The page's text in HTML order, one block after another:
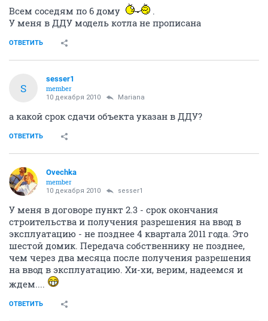
Всем соседям по 6 дому
.
У меня в ДДУ модель котла не прописана
ОТВЕТИТЬ
S
sesser1
member
10 декабря 2010 Mariana
а какой срок сдачи объекта указан в ДДУ?
ОТВЕТИТЬ
Ovechka
member
10 декабря 2010 sesser1
У меня в договоре пункт 2.3 - срок окончания
строительства и получения разрешения на ввод в
эксплуатацию - не позднее 4 квартала 2011 года. Это
шестой домик. Передача собственнику не позднее,
чем через два месяца после получения разрешения
на ввод в эксплуатацию. Хи-хи, верим, надеемся и
ждем....
ОТВЕТИТЬ